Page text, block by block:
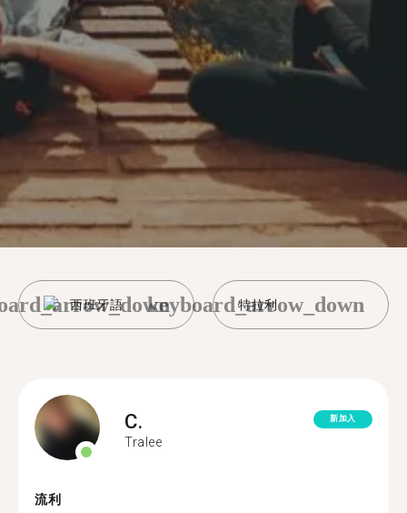
西班牙語 特拉利
keyboard_arrow_down
C.
Tralee
新加入
流利